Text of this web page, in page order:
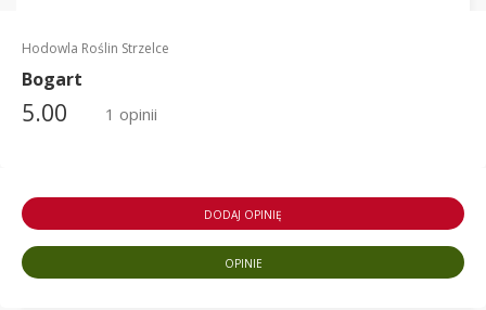
Hodowla Roślin Strzelce
Bogart
5.00 1 opinii
DODAJ OPINIĘ
OPINIE